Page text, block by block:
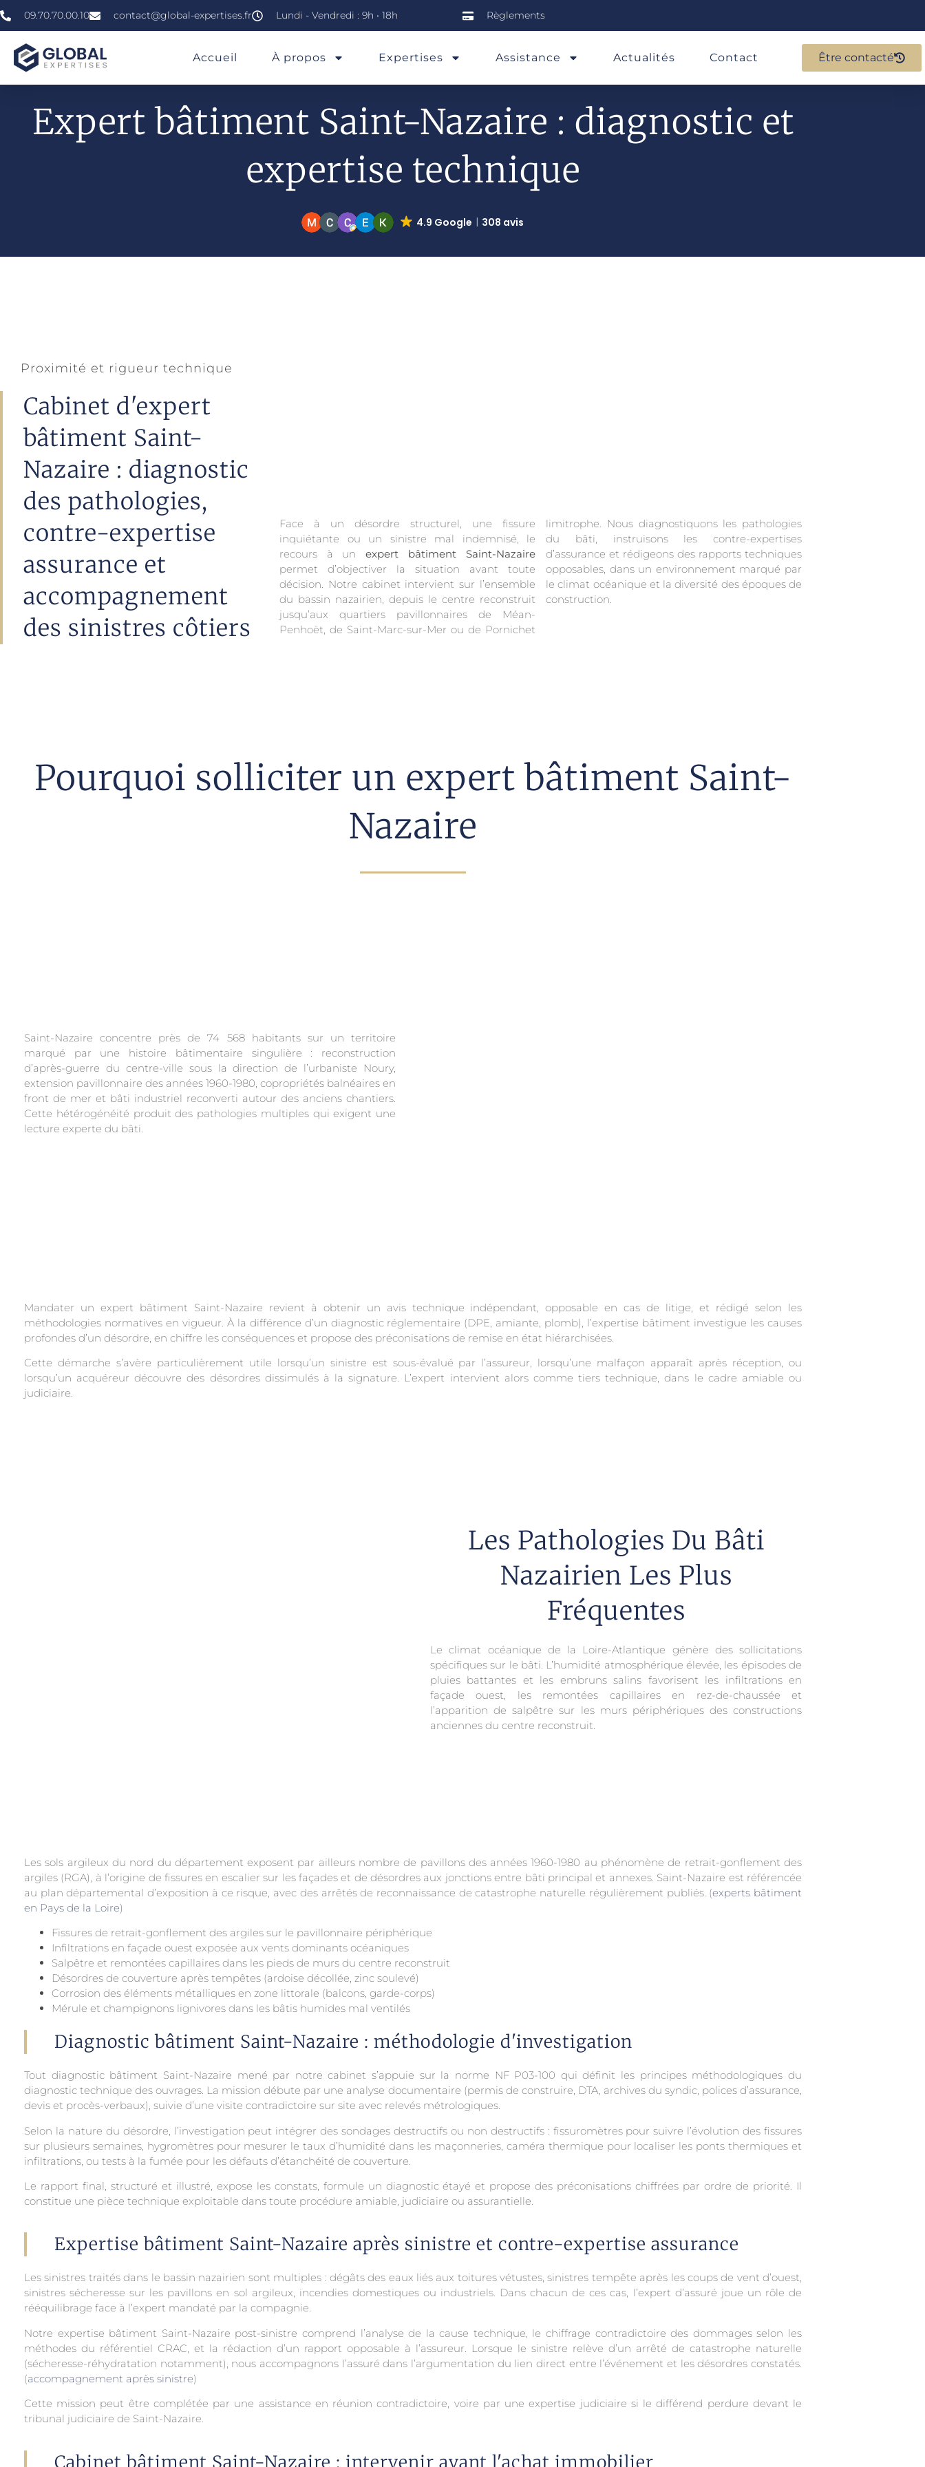
09.70.70.00.10 contact@global-expertises.fr Lundi - Vendredi : 9h • 18h Règlements
Accueil À propos Expertises Assistance Actualités Contact Être contacté
Expert bâtiment Saint-Nazaire : diagnostic et
expertise technique
»»»Expert En Bâtiment À Saint-Nazaire
4.9 Google 308 avis
Proximité et rigueur technique
Cabinet d'expert
bâtiment Saint-
Nazaire : diagnostic
des pathologies,
contre-expertise
assurance et
accompagnement
des sinistres côtiers
Face à un désordre structurel, une fissure
inquiétante ou un sinistre mal indemnisé, le
recours à un expert bâtiment Saint-Nazaire
permet d’objectiver la situation avant toute
décision. Notre cabinet intervient sur l’ensemble
du bassin nazairien, depuis le centre reconstruit
jusqu’aux quartiers pavillonnaires de Méan-
Penhoët, de Saint-Marc-sur-Mer ou de Pornichet
limitrophe. Nous diagnostiquons les pathologies
du bâti, instruisons les contre-expertises
d’assurance et rédigeons des rapports techniques
opposables, dans un environnement marqué par
le climat océanique et la diversité des époques de
construction.
Pourquoi solliciter un expert bâtiment Saint-
Nazaire
Saint-Nazaire concentre près de 74 568 habitants sur un territoire
marqué par une histoire bâtimentaire singulière : reconstruction
d’après-guerre du centre-ville sous la direction de l’urbaniste Noury,
extension pavillonnaire des années 1960-1980, copropriétés balnéaires en
front de mer et bâti industriel reconverti autour des anciens chantiers.
Cette hétérogénéité produit des pathologies multiples qui exigent une
lecture experte du bâti.
Mandater un expert bâtiment Saint-Nazaire revient à obtenir un avis technique indépendant, opposable en cas de litige, et rédigé selon les
méthodologies normatives en vigueur. À la différence d’un diagnostic réglementaire (DPE, amiante, plomb), l’expertise bâtiment investigue les causes
profondes d’un désordre, en chiffre les conséquences et propose des préconisations de remise en état hiérarchisées.
Cette démarche s’avère particulièrement utile lorsqu’un sinistre est sous-évalué par l’assureur, lorsqu’une malfaçon apparaît après réception, ou
lorsqu’un acquéreur découvre des désordres dissimulés à la signature. L’expert intervient alors comme tiers technique, dans le cadre amiable ou
judiciaire.
Les Pathologies Du Bâti
Nazairien Les Plus
Fréquentes
Le climat océanique de la Loire-Atlantique génère des sollicitations
spécifiques sur le bâti. L’humidité atmosphérique élevée, les épisodes de
pluies battantes et les embruns salins favorisent les infiltrations en
façade ouest, les remontées capillaires en rez-de-chaussée et
l’apparition de salpêtre sur les murs périphériques des constructions
anciennes du centre reconstruit.
Les sols argileux du nord du département exposent par ailleurs nombre de pavillons des années 1960-1980 au phénomène de retrait-gonflement des
argiles (RGA), à l’origine de fissures en escalier sur les façades et de désordres aux jonctions entre bâti principal et annexes. Saint-Nazaire est référencée
au plan départemental d’exposition à ce risque, avec des arrêtés de reconnaissance de catastrophe naturelle régulièrement publiés. (experts bâtiment
en Pays de la Loire)
Fissures de retrait-gonflement des argiles sur le pavillonnaire périphérique
Infiltrations en façade ouest exposée aux vents dominants océaniques
Salpêtre et remontées capillaires dans les pieds de murs du centre reconstruit
Désordres de couverture après tempêtes (ardoise décollée, zinc soulevé)
Corrosion des éléments métalliques en zone littorale (balcons, garde-corps)
Mérule et champignons lignivores dans les bâtis humides mal ventilés
Diagnostic bâtiment Saint-Nazaire : méthodologie d'investigation
Tout diagnostic bâtiment Saint-Nazaire mené par notre cabinet s’appuie sur la norme NF P03-100 qui définit les principes méthodologiques du
diagnostic technique des ouvrages. La mission débute par une analyse documentaire (permis de construire, DTA, archives du syndic, polices d’assurance,
devis et procès-verbaux), suivie d’une visite contradictoire sur site avec relevés métrologiques.
Selon la nature du désordre, l’investigation peut intégrer des sondages destructifs ou non destructifs : fissuromètres pour suivre l’évolution des fissures
sur plusieurs semaines, hygromètres pour mesurer le taux d’humidité dans les maçonneries, caméra thermique pour localiser les ponts thermiques et
infiltrations, ou tests à la fumée pour les défauts d’étanchéité de couverture.
Le rapport final, structuré et illustré, expose les constats, formule un diagnostic étayé et propose des préconisations chiffrées par ordre de priorité. Il
constitue une pièce technique exploitable dans toute procédure amiable, judiciaire ou assurantielle.
Expertise bâtiment Saint-Nazaire après sinistre et contre-expertise assurance
Les sinistres traités dans le bassin nazairien sont multiples : dégâts des eaux liés aux toitures vétustes, sinistres tempête après les coups de vent d’ouest,
sinistres sécheresse sur les pavillons en sol argileux, incendies domestiques ou industriels. Dans chacun de ces cas, l’expert d’assuré joue un rôle de
rééquilibrage face à l’expert mandaté par la compagnie.
Notre expertise bâtiment Saint-Nazaire post-sinistre comprend l’analyse de la cause technique, le chiffrage contradictoire des dommages selon les
méthodes du référentiel CRAC, et la rédaction d’un rapport opposable à l’assureur. Lorsque le sinistre relève d’un arrêté de catastrophe naturelle
(sécheresse-réhydratation notamment), nous accompagnons l’assuré dans l’argumentation du lien direct entre l’événement et les désordres constatés.
(accompagnement après sinistre)
Cette mission peut être complétée par une assistance en réunion contradictoire, voire par une expertise judiciaire si le différend perdure devant le
tribunal judiciaire de Saint-Nazaire.
Cabinet bâtiment Saint-Nazaire : intervenir avant l'achat immobilier